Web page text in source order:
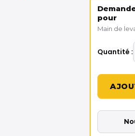
pour
Main de
Quantité :